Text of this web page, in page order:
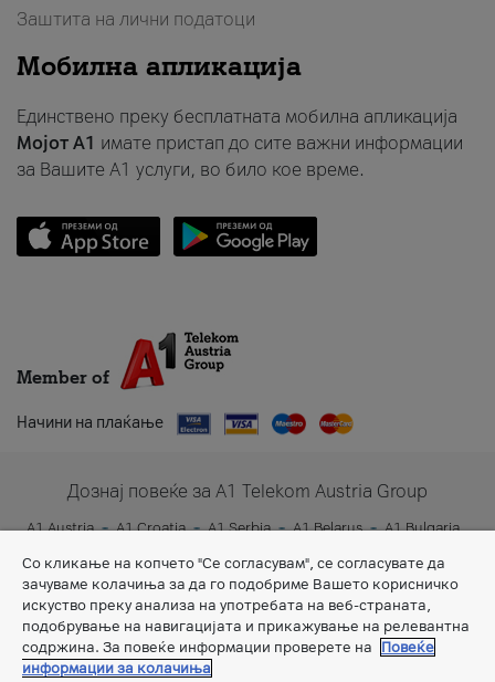
Заштита на лични податоци
Мобилна апликација
Единствено преку бесплатната мобилна апликација
Мојот A1 имате пристап до сите важни информации
за Вашите A1 услуги, во било кое време.
Member of
Начини на плаќање
Дознај повеќе за A1 Telekom Austria Group
A1 Austria A1 Croatia A1 Serbia A1 Belarus
A1 Bulgaria
A1 Slovenia
A1 Digital
Со кликање на копчето "Се согласувам", се согласувате да
зачуваме колачиња за да го подобриме Вашето корисничко
искуство преку анализа на употребата на веб-страната,
подобрување на навигацијата и прикажување на релевантна
содржина. За повеќе информации проверете на
Повеќе
информации за колачиња